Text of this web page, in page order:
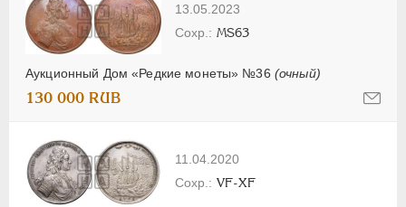
13.05.2023
Аукционный Дом «Редкие монеты» №36 (очный)
MS63
130 000 RUB
11.04.2020
VF-XF